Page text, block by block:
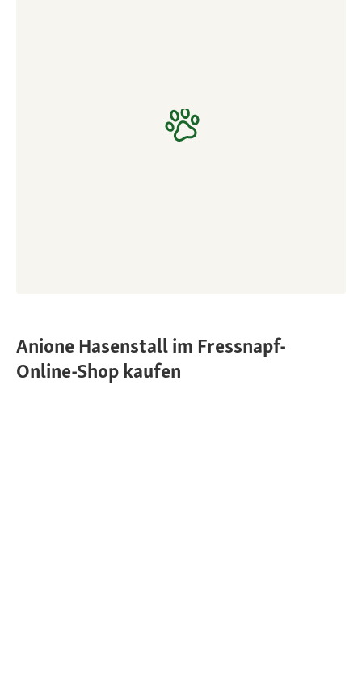
Anione Hasenstall im Fressnapf-
Online-Shop kaufen